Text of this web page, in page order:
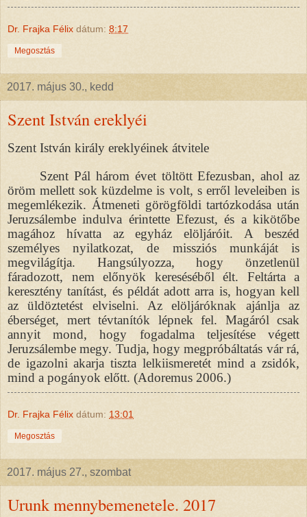
Dr. Frajka Félix dátum: 8:17
Megosztás
2017. május 30., kedd
Szent István ereklyéi
Szent István király ereklyéinek átvitele
Szent Pál három évet töltött Efezusban, ahol az
öröm mellett sok küzdelme is volt, s erről leveleiben is
megemlékezik. Átmeneti görögföldi tartózkodása után
Jeruzsálembe indulva érintette Efezust, és a kikötőbe
magához hívatta az egyház elöljáróit. A beszéd
személyes nyilatkozat, de missziós munkáját is
megvilágítja. Hangsúlyozza, hogy önzetlenül
fáradozott, nem előnyök kereséséből élt. Feltárta a
keresztény tanítást, és példát adott arra is, hogyan kell
az üldöztetést elviselni. Az elöljáróknak ajánlja az
éberséget, mert tévtanítók lépnek fel. Magáról csak
annyit mond, hogy fogadalma teljesítése végett
Jeruzsálembe megy. Tudja, hogy megpróbáltatás vár rá,
de igazolni akarja tiszta lelkiismeretét mind a zsidók,
mind a pogányok előtt. (Adoremus 2006.)
Dr. Frajka Félix dátum: 13:01
Megosztás
2017. május 27., szombat
Urunk mennybemenetele. 2017